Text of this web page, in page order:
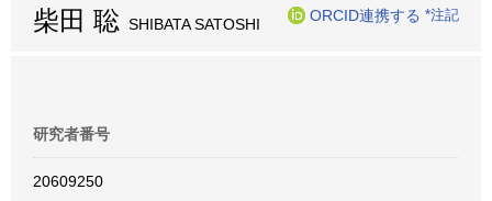
柴田 聡 SHIBATA SATOSHI
ORCID連携する *注記
研究者番号
20609250